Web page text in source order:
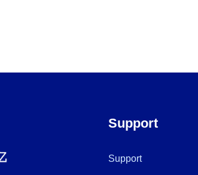
Support
Support